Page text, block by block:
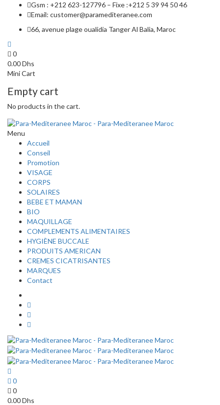
Gsm : +212 623-127796 – Fixe :+212 5 39 94 50 46
Email: customer@paramediteranee.com
66, avenue plage oualidia Tanger Al Balia, Maroc
0
0.00Dhs
Mini Cart
Empty cart
No products in the cart.
Menu
Accueil
Conseil
Promotion
VISAGE
CORPS
SOLAIRES
BEBE ET MAMAN
BIO
MAQUILLAGE
COMPLEMENTS ALIMENTAIRES
HYGIÈNE BUCCALE
PRODUITS AMERICAN
CREMES CICATRISANTES
MARQUES
Contact
0
0
0.00Dhs